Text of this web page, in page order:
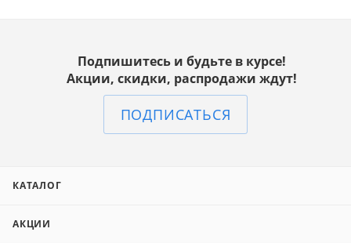
Подпишитесь и будьте в курсе!
Акции, скидки, распродажи ждут!
ПОДПИСАТЬСЯ
КАТАЛОГ
АКЦИИ